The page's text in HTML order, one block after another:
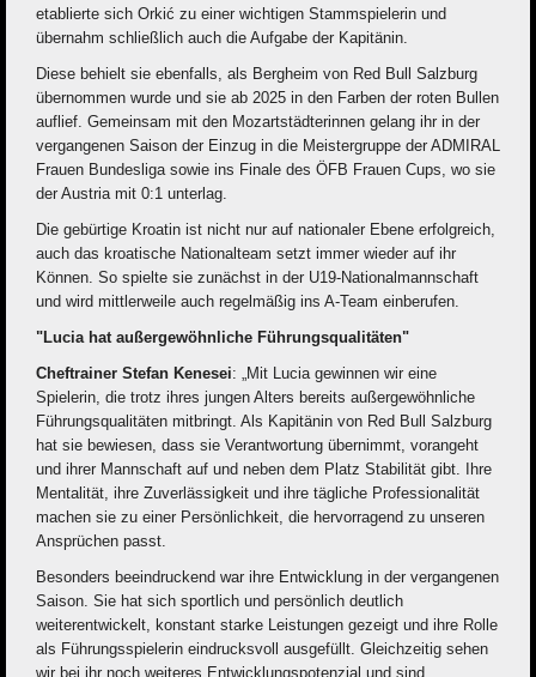
etablierte sich Orkić zu einer wichtigen Stammspielerin und
übernahm schließlich auch die Aufgabe der Kapitänin.
Diese behielt sie ebenfalls, als Bergheim von Red Bull Salzburg
übernommen wurde und sie ab 2025 in den Farben der roten Bullen
auflief. Gemeinsam mit den Mozartstädterinnen gelang ihr in der
vergangenen Saison der Einzug in die Meistergruppe der ADMIRAL
Frauen Bundesliga sowie ins Finale des ÖFB Frauen Cups, wo sie
der Austria mit 0:1 unterlag.
Die gebürtige Kroatin ist nicht nur auf nationaler Ebene erfolgreich,
auch das kroatische Nationalteam setzt immer wieder auf ihr
Können. So spielte sie zunächst in der U19-Nationalmannschaft
und wird mittlerweile auch regelmäßig ins A-Team einberufen.
"Lucia hat außergewöhnliche Führungsqualitäten"
Cheftrainer Stefan Kenesei: „Mit Lucia gewinnen wir eine
Spielerin, die trotz ihres jungen Alters bereits außergewöhnliche
Führungsqualitäten mitbringt. Als Kapitänin von Red Bull Salzburg
hat sie bewiesen, dass sie Verantwortung übernimmt, vorangeht
und ihrer Mannschaft auf und neben dem Platz Stabilität gibt. Ihre
Mentalität, ihre Zuverlässigkeit und ihre tägliche Professionalität
machen sie zu einer Persönlichkeit, die hervorragend zu unseren
Ansprüchen passt.
Besonders beeindruckend war ihre Entwicklung in der vergangenen
Saison. Sie hat sich sportlich und persönlich deutlich
weiterentwickelt, konstant starke Leistungen gezeigt und ihre Rolle
als Führungsspielerin eindrucksvoll ausgefüllt. Gleichzeitig sehen
wir bei ihr noch weiteres Entwicklungspotenzial und sind